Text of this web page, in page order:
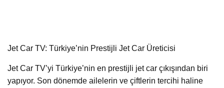
Jet Car TV: Türkiye’nin Prestijli Jet Car Üreticisi
Jet Car TV’yi Türkiye’nin en prestijli jet car çıkışından biri
yapıyor. Son dönemde ailelerin ve çiftlerin tercihi haline